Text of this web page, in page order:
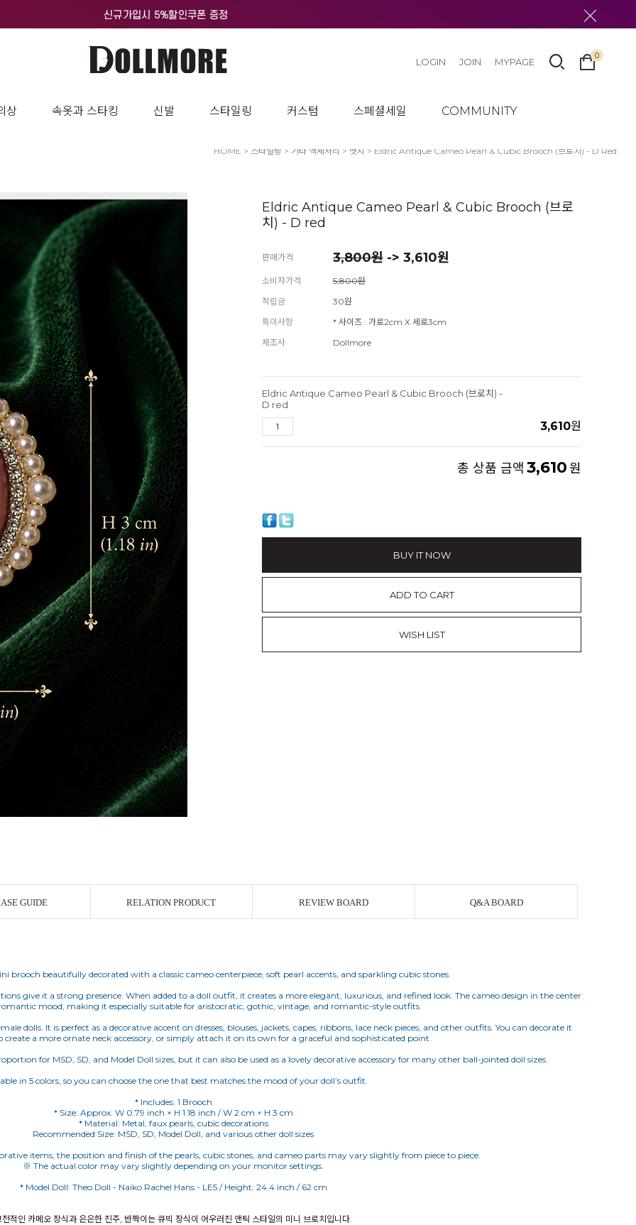
상 속옷과 스타킹 신발 스타일링 커스텀 스페셜세일 COMMUNITY
LOGIN JOIN MYPAGE
0
HOME > 스타일링 > 기타 액세서리 > 뱃지 > Eldric Antique Cameo Pearl & Cubic Brooch (브로치) - D Red
Eldric Antique Cameo Pearl & Cubic Brooch (브로
치) - D red
판매가격 3,800원 -> 3,610원
소비자가격
5,800원
적립금
30원
특이사항
* 사이즈 : 가로2cm X 세로3cm
제조사
Dollmore
Eldric Antique Cameo Pearl & Cubic Brooch (브로치) -
D red
3,610원
총 상품 금액 3,610원
BUY IT NOW
ADD TO CART
WISH LIST
GUIDE RELATION PRODUCT REVIEW BOARD Q&A BOARD
brooch beautifully decorated with a classic cameo centerpiece, soft pearl accents, and sparkling cubic stones.
give it a strong presence. When added to a doll outfit, it creates a more elegant, luxurious, and refined look. The cameo design in the center
romantic mood, making it especially suitable for aristocratic, gothic, vintage, and romantic-style outfits.
dolls. It is perfect as a decorative accent on dresses, blouses, jackets, capes, ribbons, lace neck pieces, and other outfits. You can decorate it
a more ornate neck accessory, or simply attach it on its own for a graceful and sophisticated point.
for MSD, SD, and Model Doll sizes, but it can also be used as a lovely decorative accessory for many other ball-jointed doll sizes.
in 5 colors, so you can choose the one that best matches the mood of your doll’s outfit.
* Includes: 1 Brooch
* Size: Approx. W 0.79 inch × H 1.18 inch / W 2 cm × H 3 cm
* Material: Metal, faux pearls, cubic decorations
Recommended Size: MSD, SD, Model Doll, and various other doll sizes
items, the position and finish of the pearls, cubic stones, and cameo parts may vary slightly from piece to piece.
※ The actual color may vary slightly depending on your monitor settings.
* Model Doll: Theo Doll - Naiko Rachel Hans - LE5 / Height: 24.4 inch / 62 cm
전적인 카메오 장식과 은은한 진주, 반짝이는 큐빅 장식이 어우러진 앤틱 스타일의 미니 브로치입니다.